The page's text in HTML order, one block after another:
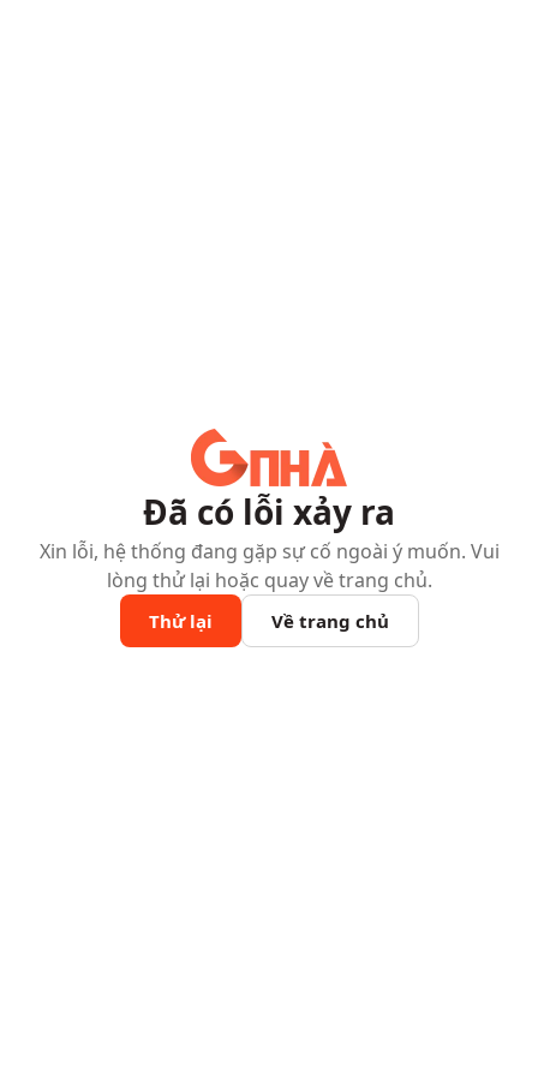
Đã có lỗi xảy ra
Xin lỗi, hệ thống đang gặp sự cố ngoài ý muốn. Vui
lòng thử lại hoặc quay về trang chủ.
Thử lại Về trang chủ